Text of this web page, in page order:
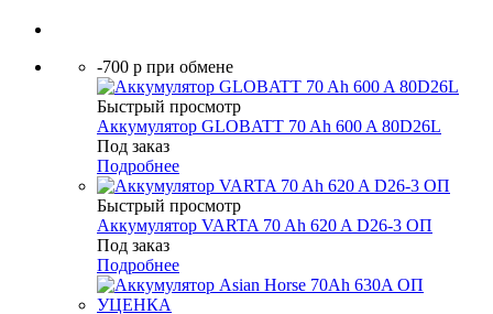
-700 р при обмене
Быстрый просмотр
Аккумулятор GLOBATT 70 Ah 600 A 80D26L
Под заказ
Подробнее
Быстрый просмотр
Аккумулятор VARTA 70 Ah 620 A D26-3 ОП
Под заказ
Подробнее